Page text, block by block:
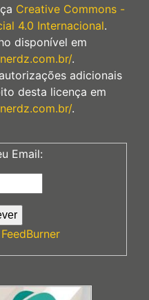
Creative Commons -
4.0 Internacional.
disponível em
.
adicionais
desta licença em
.
Email:
FeedBurner